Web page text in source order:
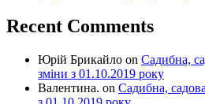
Recent Comments
Юрій Брикайло on Садибна,
зміни з 01.10.2019 року
Валентина. on Садибна,